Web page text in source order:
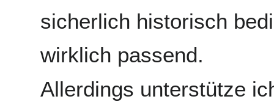
sicherlich historisch
wirklich passend.
Allerdings unterstütze